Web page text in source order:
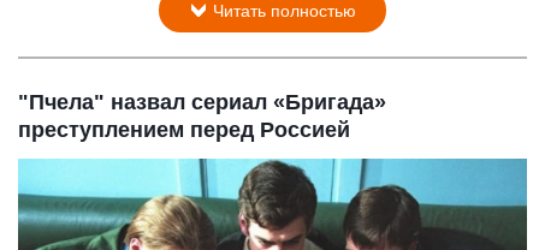
Читать полностью
"Пчела" назвал сериал «Бригада»
преступлением перед Россией